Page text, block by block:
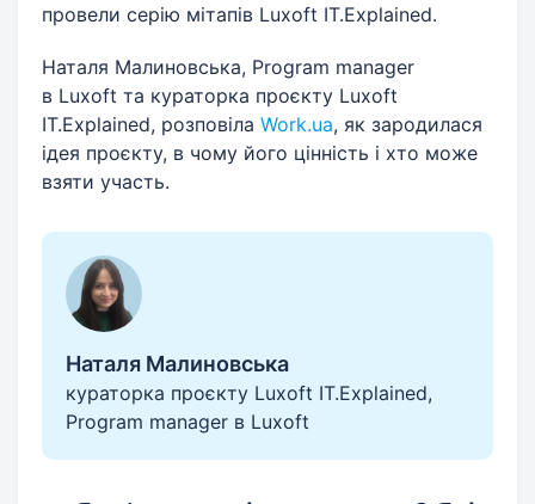
провели серію мітапів Luxoft IT.Explained.
Наталя Малиновська, Program manager
в Luxoft та кураторка проєкту Luxoft
IT.Explained, розповіла Work.ua, як зародилася
ідея проєкту, в чому його цінність і хто може
взяти участь.
Наталя Малиновська
кураторка проєкту Luxoft IT.Explained,
Program manager в Luxoft